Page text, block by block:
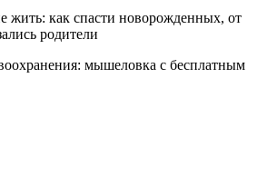
жить: как спасти новорожденных, от
родители
мышеловка с бесплатным